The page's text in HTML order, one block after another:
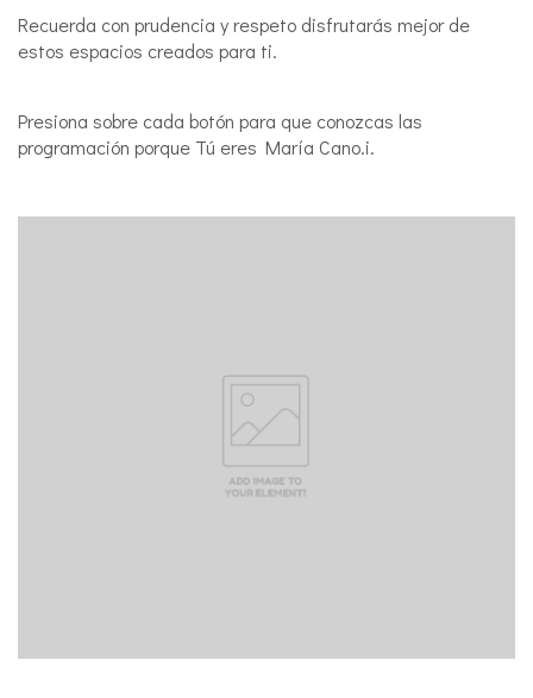
Recuerda con prudencia y respeto disfrutarás mejor de
estos espacios creados para ti.
Presiona sobre cada botón para que conozcas las
programación porque Tú eres María Cano.i.